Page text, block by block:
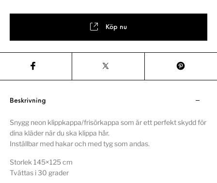
Köp nu
Beskrivning
Snygg neon klippkappa/frisörkappa som är ett perfekt skydd för
dina kläder när du ska klippa hår.
Inställbar med hakar och med tyg som andas.
Storlek 145×125 cm
Tvättas i 30 grader